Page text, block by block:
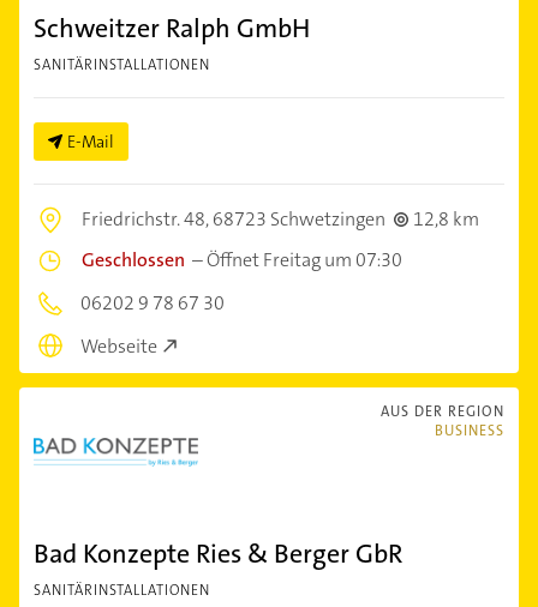
Schweitzer Ralph GmbH
SANITÄRINSTALLATIONEN
E-Mail
Friedrichstr. 48,68723 Schwetzingen
12,8 km
Geschlossen –Öffnet Freitag um 07:30
06202 9 78 67 30
Webseite
AUS DER REGION
BUSINESS
Bad Konzepte Ries & Berger GbR
SANITÄRINSTALLATIONEN